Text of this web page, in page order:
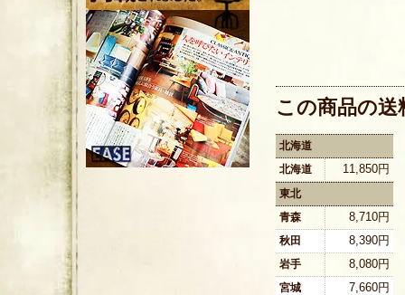
この商品の
北海道
北海道
11,850円
東北
青森
8,710円
秋田 8,390円
岩手 8,080円
宮城 7,660円